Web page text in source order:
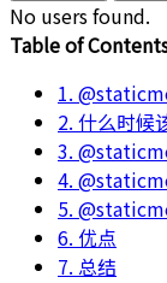
No users found.
Table of
1.
2. 什么时候
3.
4.
5.
6. 优点
7. 总结